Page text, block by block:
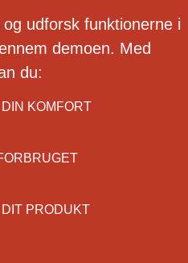
udforsk funktionerne i
demoen. Med
du:
KOMFORT
PRODUKT